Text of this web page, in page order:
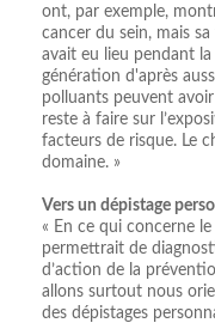
ont, par exemple,
cancer du sein, mais
avait eu lieu pendant
génération d'après
polluants peuvent
reste à faire sur
facteurs de risque. Le
domaine. »
Vers un dépistage
« En ce qui concerne
permettrait de
d’action de la
allons surtout nous
des dépistages